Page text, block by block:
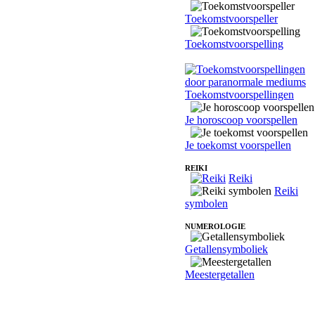
Toekomstvoorspeller
Toekomstvoorspelling
Toekomstvoorspellingen
Je horoscoop voorspellen
Je toekomst voorspellen
REIKI
Reiki
Reiki
symbolen
NUMEROLOGIE
Getallensymboliek
Meestergetallen